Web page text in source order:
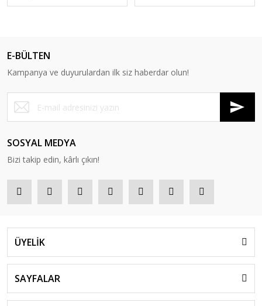
E-BÜLTEN
Kampanya ve duyurulardan ilk siz haberdar olun!
SOSYAL MEDYA
Bizi takip edin, kârlı çıkın!
ÜYELİK
SAYFALAR